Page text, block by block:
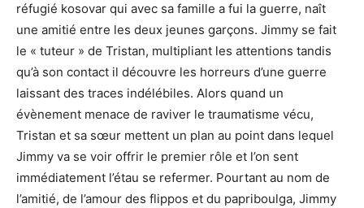
réfugié kosovar qui avec sa famille a fui la guerre, naît
une amitié entre les deux jeunes garçons. Jimmy se fait
le « tuteur » de Tristan, multipliant les attentions tandis
qu’à son contact il découvre les horreurs d’une guerre
laissant des traces indélébiles. Alors quand un
évènement menace de raviver le traumatisme vécu,
Tristan et sa sœur mettent un plan au point dans lequel
Jimmy va se voir offrir le premier rôle et l’on sent
immédiatement l’étau se refermer. Pourtant au nom de
l’amitié, de l’amour des flippos et du papriboulga, Jimmy